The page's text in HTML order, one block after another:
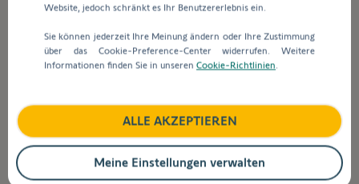
Art.-Nr.1240178
Website, jedoch schränkt es Ihr Benutzererlebnis ein.
Sie können jederzeit Ihre Meinung ändern oder Ihre Zustimmung
über das Cookie-Preference-Center widerrufen. Weitere
Informationen finden Sie in unseren Cookie-Richtlinien
ALLE AKZEPTIEREN
Meine Einstellungen verwalten